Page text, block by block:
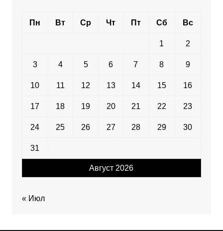
Август 2026
Пн Вт Ср Чт Пт Сб Вс
1 2
3 4 5 6 7 8 9
10 11 12 13 14 15 16
17 18 19 20 21 22 23
24 25 26 27 28 29 30
31
« Июл